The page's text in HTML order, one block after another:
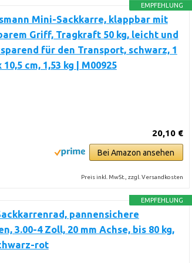
EMPFEHLUNG
Mini-Sackkarre, klappbar mit
Griff, Tragkraft 50 kg, leicht und
für den Transport, schwarz, 1
10,5 cm, 1,53 kg | M00925
20,10 €
Bei Amazon ansehen
Preis inkl. MwSt., zzgl. Versandkosten
EMPFEHLUNG
pannensichere
3.00-4 Zoll, 20 mm Achse, bis 80 kg,
rot